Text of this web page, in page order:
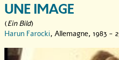
UNE IMAGE
(Ein Bild)
Harun Farocki, Allemagne, 1983 -